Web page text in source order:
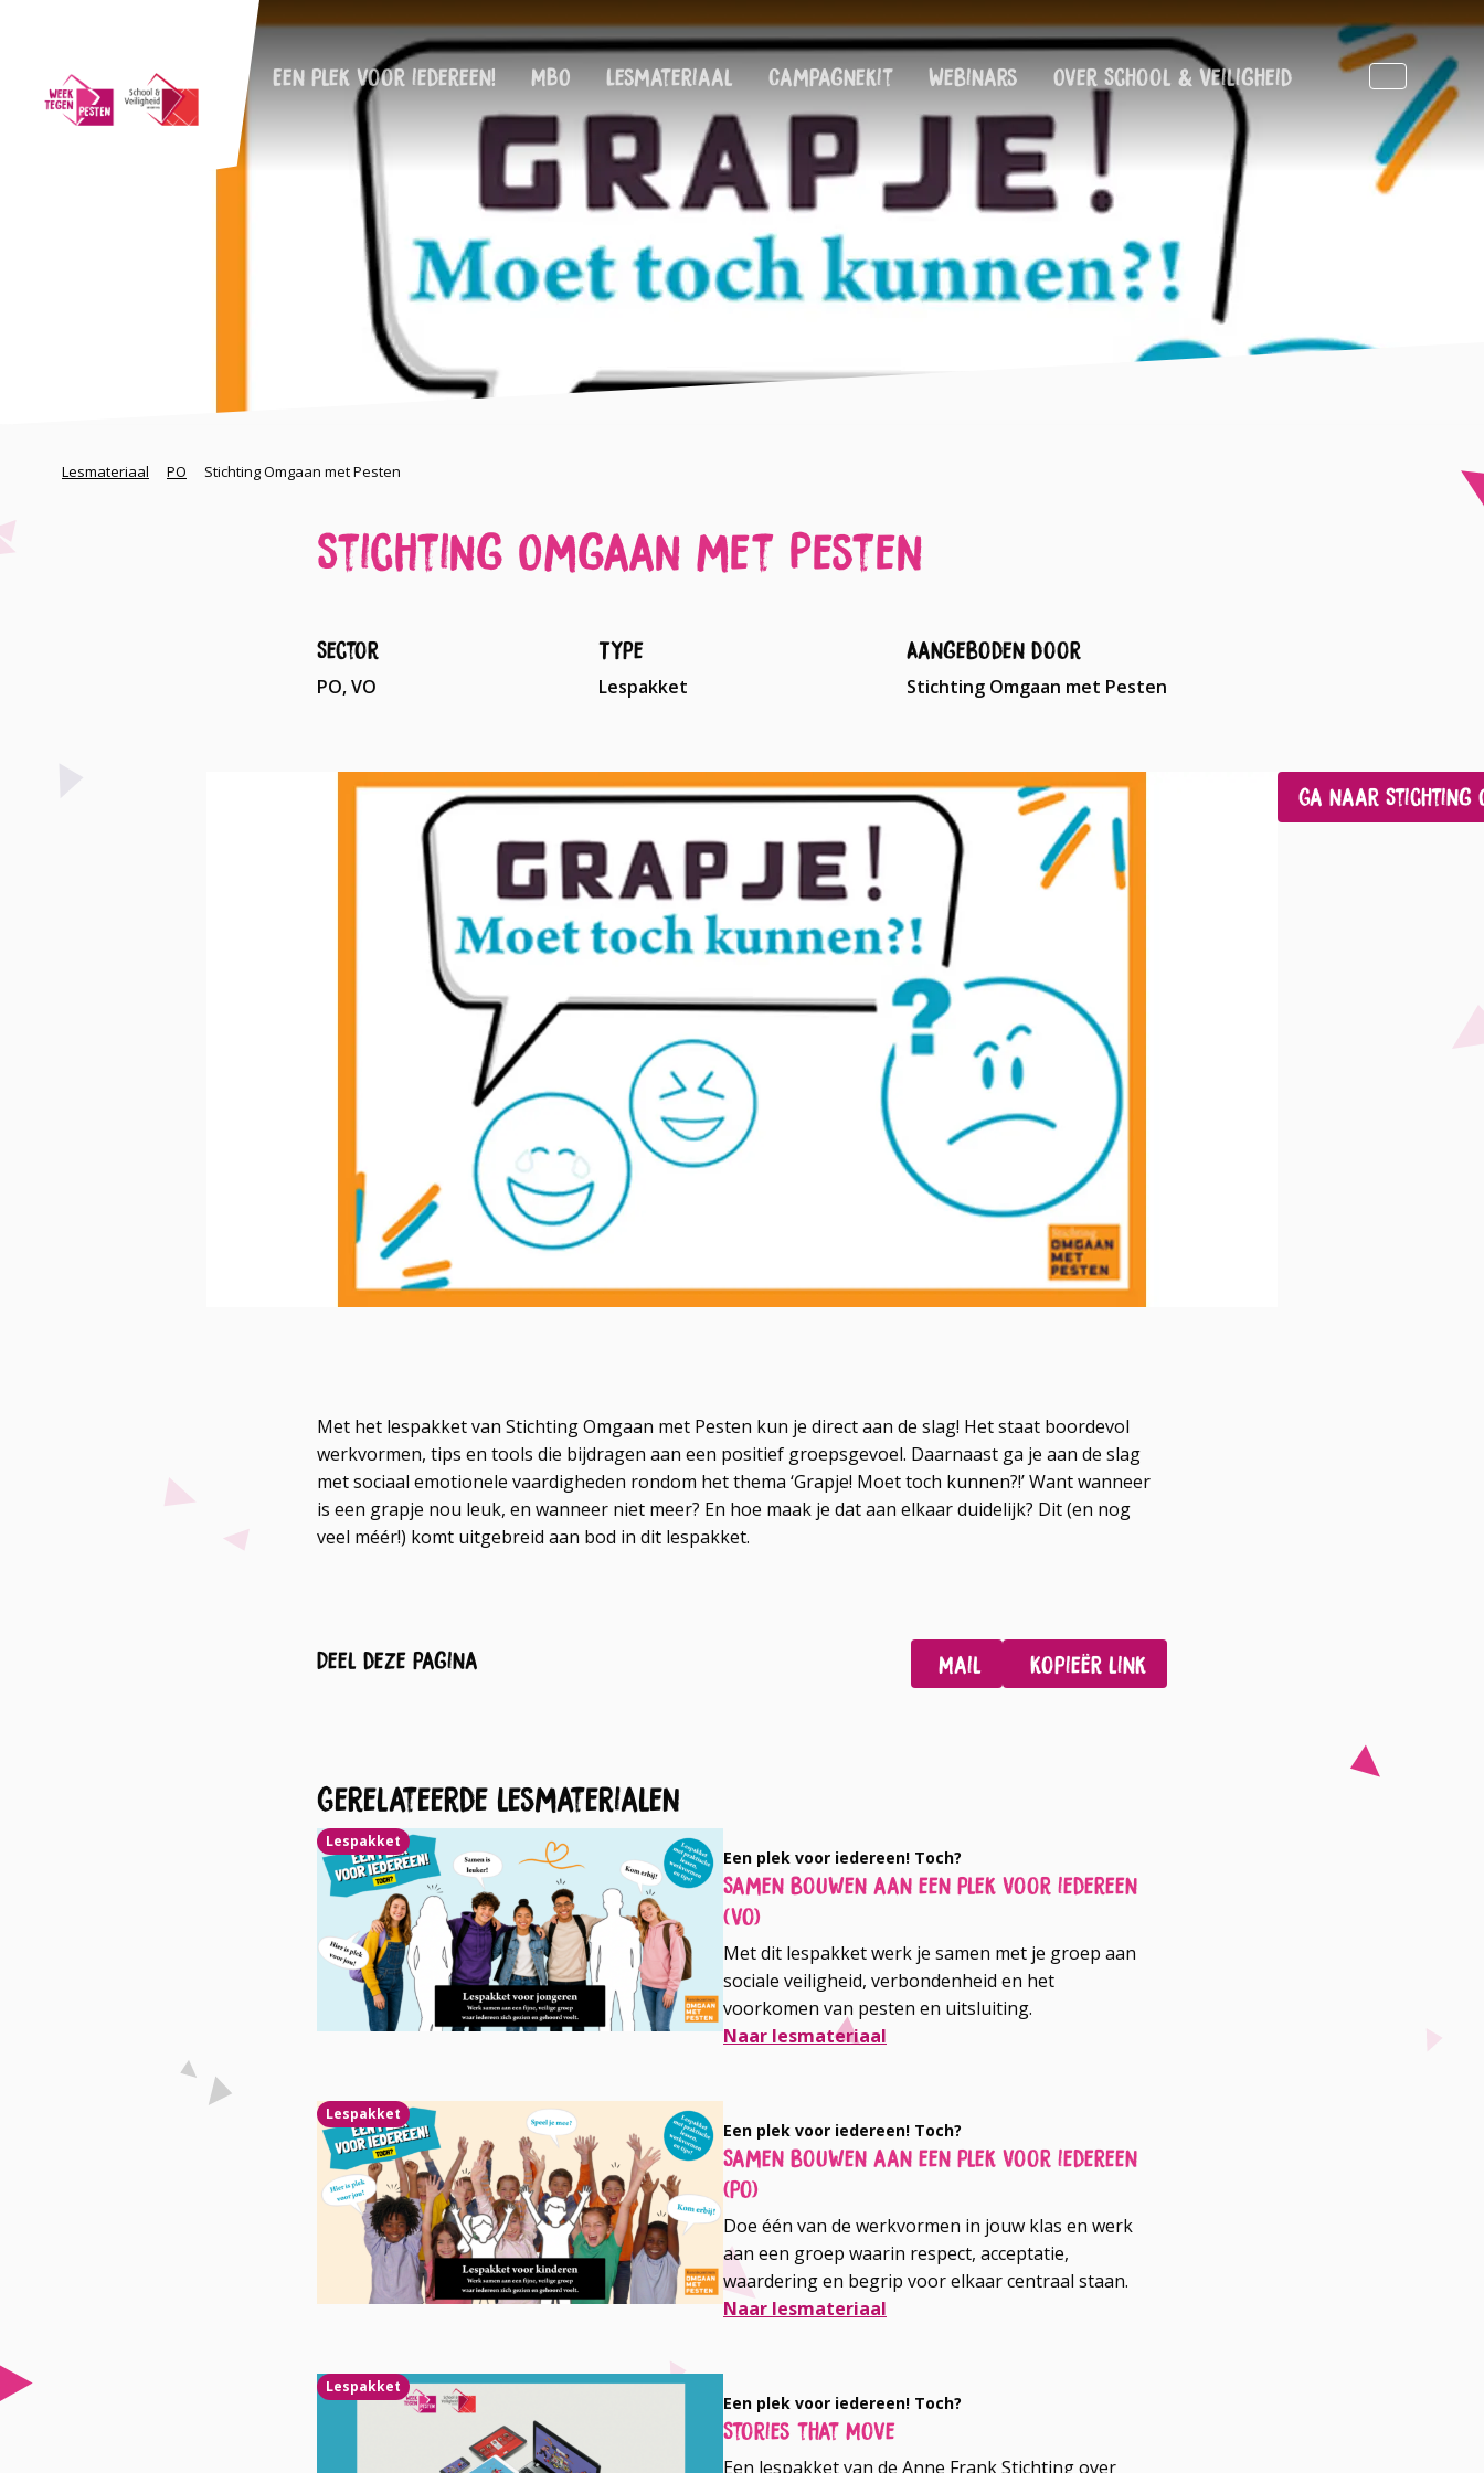
Een plek voor iedereen! MBO Lesmateriaal Campagnekit Webinars Over School & Veiligheid Zoeken
Lesmateriaal PO Stichting Omgaan met Pesten
Stichting Omgaan met Pesten
Sector
PO, VO
Type
Lespakket
Aangeboden door
Stichting Omgaan met Pesten
Ga naar Stichting
Met het lespakket van Stichting Omgaan met Pesten kun je direct aan de slag! Het staat boordevol
werkvormen, tips en tools die bijdragen aan een positief groepsgevoel. Daarnaast ga je aan de slag
met sociaal emotionele vaardigheden rondom het thema ‘Grapje! Moet toch kunnen?!’ Want wanneer
is een grapje nou leuk, en wanneer niet meer? En hoe maak je dat aan elkaar duidelijk? Dit (en nog
veel méér!) komt uitgebreid aan bod in dit lespakket.
Deel deze pagina
Deel
op
Deel
op
Mail Kopieër link
Gerelateerde lesmaterialen
Lespakket
Een plek voor iedereen! Toch?
Samen bouwen aan een plek voor iedereen
(vo)
Met dit lespakket werk je samen met je groep aan
sociale veiligheid, verbondenheid en het
voorkomen van pesten en uitsluiting.
Naar lesmateriaal
Lees
meer
over
Lespakket
Een plek voor iedereen! Toch?
Samen bouwen aan een plek voor iedereen
(po)
Doe één van de werkvormen in jouw klas en werk
aan een groep waarin respect, acceptatie,
waardering en begrip voor elkaar centraal staan.
Naar lesmateriaal
Lees
meer
over
Lespakket
Een plek voor iedereen! Toch?
Stories that Move
Een lespakket van de Anne Frank Stichting over
Lees